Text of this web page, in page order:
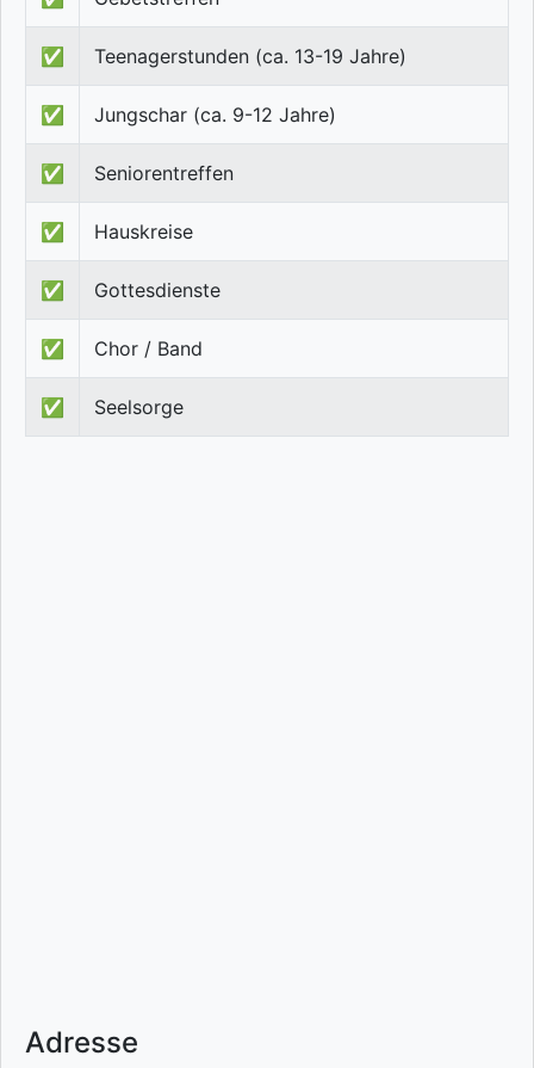
✅ Teenagerstunden (ca. 13-19 Jahre)
✅ Jungschar (ca. 9-12 Jahre)
✅ Seniorentreffen
✅ Hauskreise
✅ Gottesdienste
✅ Chor / Band
✅ Seelsorge
Adresse